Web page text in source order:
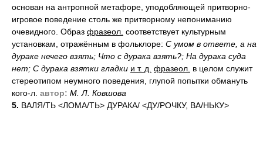
основан на антропной метафоре, уподобляющей притворно-
игровое поведение столь же притворному непониманию
очевидного. Образ фразеол. соответствует культурным
установкам, отражённым в фольклоре: С умом в ответе, а на
дураке нечего взять; Что с дурака взять?; На дурака суда
нет; С дурака взятки гладки и т. д. фразеол. в целом служит
стереотипом неумного поведения, глупой попытки обмануть
кого-л. автор: М. Л. Ковшова
5. ВАЛЯ/ТЬ <ЛОМА/ТЬ> ДУРАКА/ <ДУ/РОЧКУ, ВА/НЬКУ>